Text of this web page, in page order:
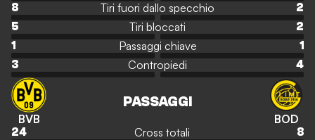
8
Tiri fuori dallo specchio
2
5
Tiri bloccati
2
1
Passaggi chiave
1
3
Contropiedi 4
BVB
PASSAGGI
BOD
24 Cross totali
8